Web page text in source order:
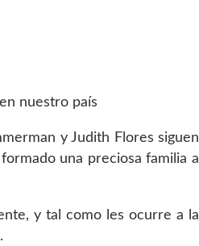
nuestro país
y Judith Flores siguen
una preciosa familia a
y tal como les ocurre a la